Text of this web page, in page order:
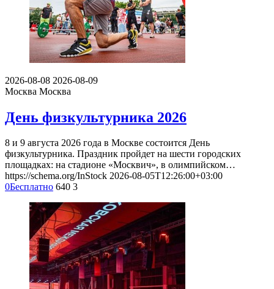
2026-08-08 2026-08-09
Москва Москва
День физкультурника 2026
8 и 9 августа 2026 года в Москве состоится День
физкультурника. Праздник пройдет на шести городских
площадках: на стадионе «Москвич», в олимпийском…
https://schema.org/InStock 2026-08-05T12:26:00+03:00
0Бесплатно 640 3